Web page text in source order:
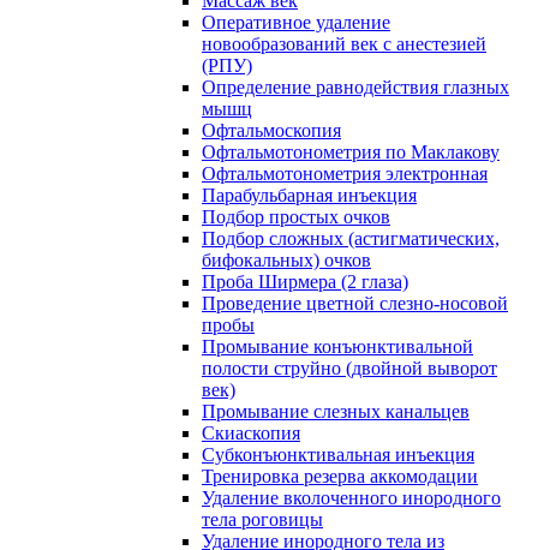
Оперативное удаление
новообразований век с анестезией
(РПУ)
Определение равнодействия глазных
мышц
Офтальмоскопия
Офтальмотонометрия по Маклакову
Офтальмотонометрия электронная
Парабульбарная инъекция
Подбор простых очков
Подбор сложных (астигматических,
бифокальных) очков
Проба Ширмера (2 глаза)
Проведение цветной слезно-носовой
пробы
Промывание конъюнктивальной
полости струйно (двойной выворот
век)
Промывание слезных канальцев
Скиаскопия
Субконъюнктивальная инъекция
Тренировка резерва аккомодации
Удаление вколоченного инородного
тела роговицы
Удаление инородного тела из